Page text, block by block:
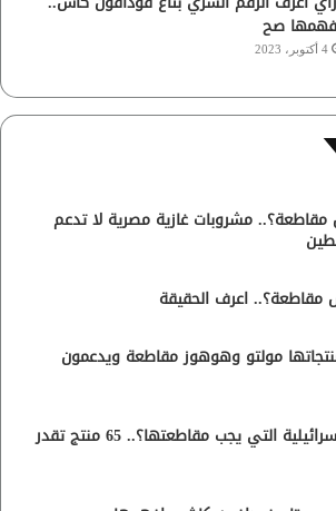
صح
4 أكتوبر، 2023
مشروبات غازية مصرية لا تدعم
اعرف الحقيقة
مولتو وهوهوز مقاطعة ويدعمون
ما هي المنتجات الإسرائيلية التي يجب مقاطعتها؟.. 65 منتج تقدر